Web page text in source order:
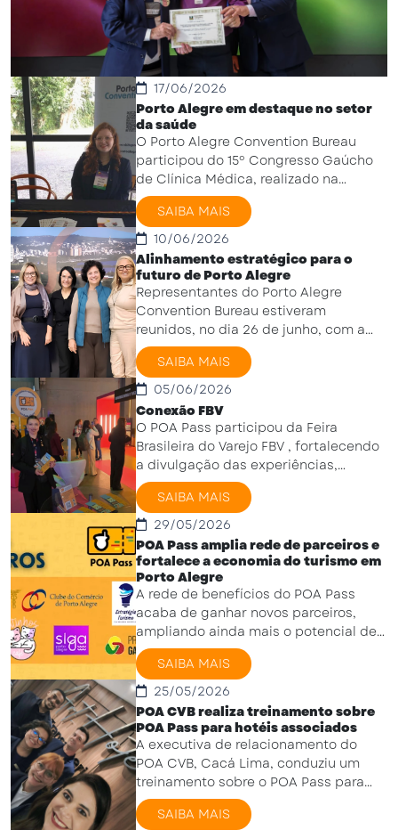
17/06/2026
Porto Alegre em destaque no setor
da saúde
O Porto Alegre Convention Bureau
participou do 15º Congresso Gaúcho
de Clínica Médica, realizado na
AMRIGS, reforçando a promoção da
capital gaúcha como destino ...
SAIBA MAIS
10/06/2026
Alinhamento estratégico para o
futuro de Porto Alegre
Representantes do Porto Alegre
Convention Bureau estiveram
reunidos, no dia 26 de junho, com a
Prefeitura de Porto Alegre, para
alinhar estratégias e fortalecer ...
SAIBA MAIS
05/06/2026
Conexão FBV
O POA Pass participou da Feira
Brasileira do Varejo FBV , fortalecendo
a divulgação das experiências,
descontos e benefícios oferecidos a
turistas e visitantes ...
SAIBA MAIS
29/05/2026
POA Pass amplia rede de parceiros e
fortalece a economia do turismo em
Porto Alegre
A rede de benefícios do POA Pass
acaba de ganhar novos parceiros,
ampliando ainda mais o potencial de
geração de fluxo econômico para
Porto Alegre. ...
SAIBA MAIS
25/05/2026
POA CVB realiza treinamento sobre
POA Pass para hotéis associados
A executiva de relacionamento do
POA CVB, Cacá Lima, conduziu um
treinamento sobre o POA Pass para
colaboradores dos hotéis Deville
Prime Porto Alegre e Art ...
SAIBA MAIS